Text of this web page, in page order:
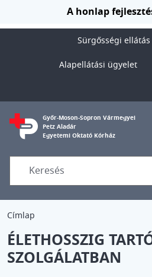
Ugrás a tartalomraA honlap
Sürgősségi ellátás
Alapellátási ügyelet
Győr-Moson-Sopron Vármegyei
Petz Aladár
Egyetemi Oktató Kórház
Címlap
ÉLETHOSSZIG
SZOLGÁLATBAN